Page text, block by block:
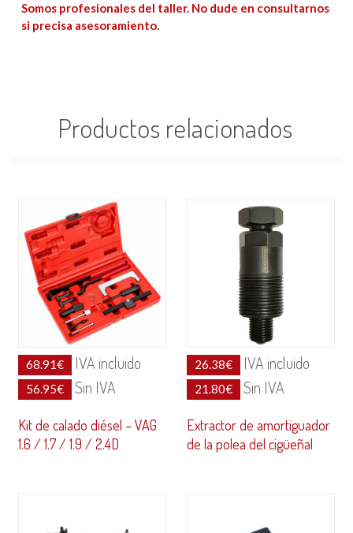
Somos profesionales del taller. No dude en consultarnos
si precisa asesoramiento.
Productos relacionados
68.91€ IVA incluido
56.95€ Sin IVA
Kit de calado diésel – VAG
1.6 / 1.7 / 1.9 / 2.4D
26.38€ IVA incluido
21.80€ Sin IVA
Extractor de amortiguador
de la polea del cigüeñal